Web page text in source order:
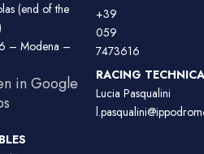
(end of the
– Modena –
in Google
+39
059
7473616
RACING
Lucia Pasqualini